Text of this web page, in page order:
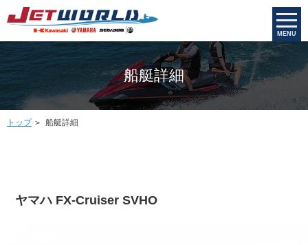
MENU
船艇詳細
トップ 船艇詳細
ヤマハ FX-Cruiser SVHO